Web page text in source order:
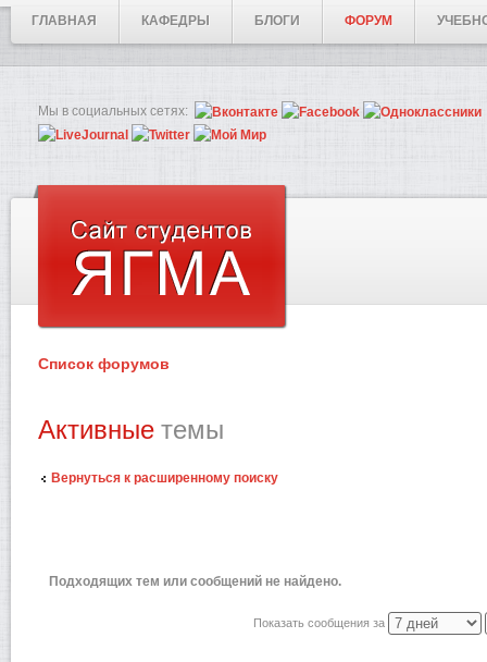
ГЛАВНАЯ КАФЕДРЫ БЛОГИ ФОРУМ
Мы в социальных сетях:
Список форумов
Активные темы
Вернуться к расширенному поиску
Подходящих тем или сообщений не найдено.
Показать сообщения за